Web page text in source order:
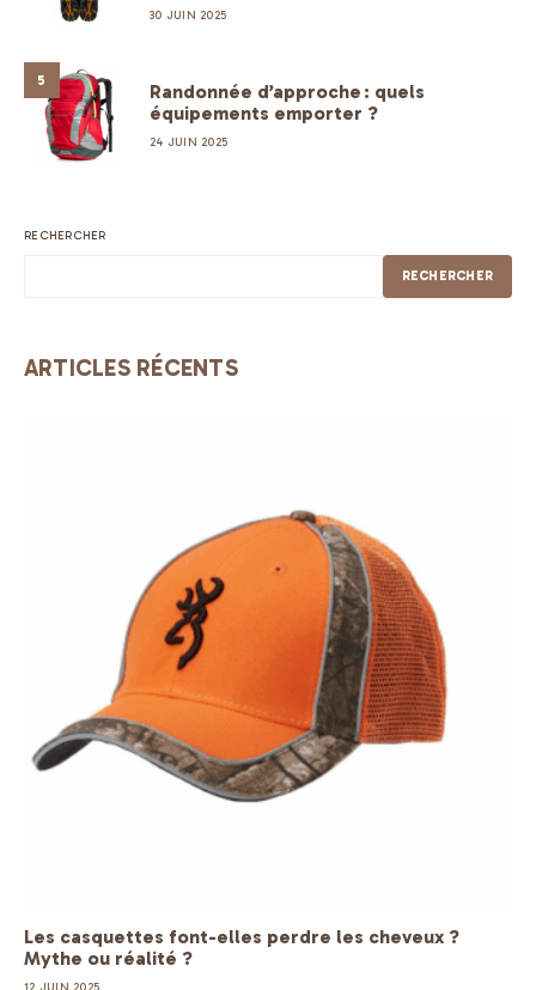
30 JUIN 2025
5
Randonnée d’approche : quels
équipements emporter ?
24 JUIN 2025
RECHERCHER
RECHERCHER
ARTICLES RÉCENTS
Les casquettes font-elles perdre les cheveux ?
Mythe ou réalité ?